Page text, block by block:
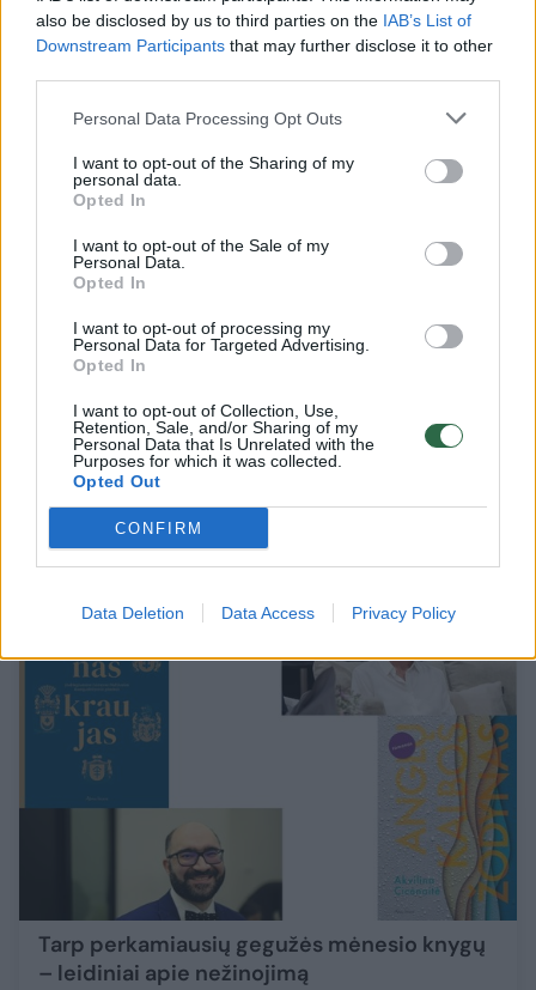
also be disclosed by us to third parties on the IAB’s List of
Downstream Participants that may further disclose it to other
Personal Data Processing Opt Outs
I want to opt-out of the Sharing of my
personal data.
Opted In
I want to opt-out of the Sale of my
Personal Data.
Opted In
I want to opt-out of processing my
Personal Data for Targeted Advertising.
Opted In
I want to opt-out of Collection, Use,
Retention, Sale, and/or Sharing of my
Personal Data that Is Unrelated with the
Purposes for which it was collected.
Opted Out
CONFIRM
Data Deletion Data Access Privacy Policy
Kultūra 2023-08-12
Tarp perkamiausių birželio mėnesio knygų –
neįprastos kelionės
Tarp perkamiausių gegužės mėnesio knygų
– leidiniai apie nežinojimą